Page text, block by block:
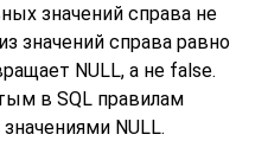
значений справа не
значений справа равно
NULL, а не false.
в SQL правилам
NULL.